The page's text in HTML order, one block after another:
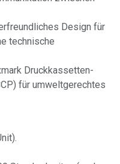
Design für
technische
Druckkassetten-
für umweltgerechtes